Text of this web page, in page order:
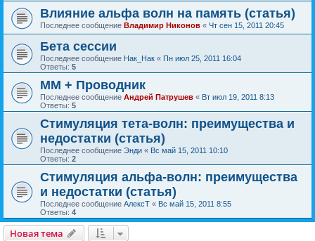
Влияние альфа волн на память (статья)
Последнее сообщение Владимир Никонов « Чт сен 15, 2011 20:45
Бета сессии
Последнее сообщение Нак_Нак « Пн июл 25, 2011 16:04
Ответы: 5
ММ + Проводник
Последнее сообщение Андрей Патрушев « Вт июл 19, 2011 8:13
Ответы: 5
Стимуляция тета-волн: преимущества и
недостатки (статья)
Последнее сообщение Энди « Вс май 15, 2011 10:10
Ответы: 2
Стимуляция альфа-волн: преимущества
и недостатки (статья)
Последнее сообщение АлексТ « Вс май 15, 2011 8:55
Ответы: 4
Новая тема